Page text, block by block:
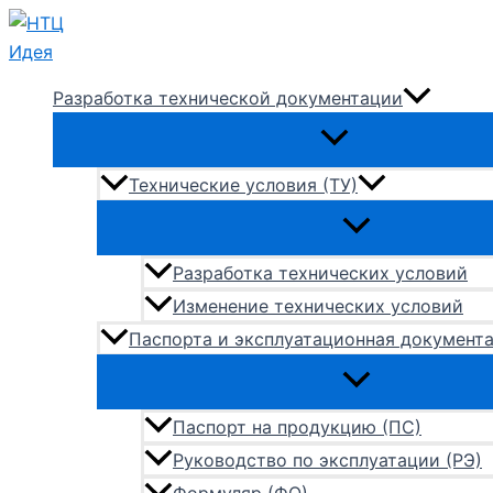
Перейти
к
Разработка технической документации
Технические условия (ТУ)
Разработка технических условий
Изменение технических условий
Паспорта и эксплуатационная
Паспорт на продукцию (ПС)
Руководство по эксплуатации (РЭ)